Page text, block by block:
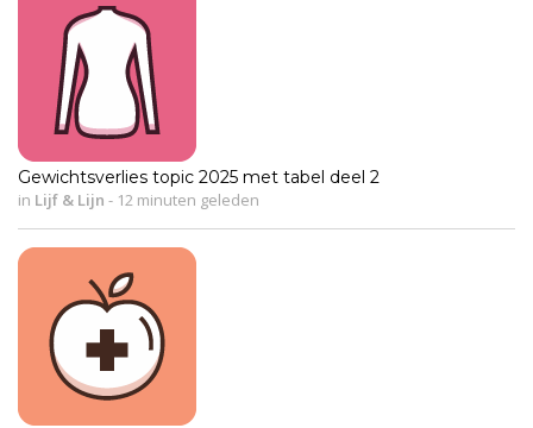
Gewichtsverlies topic 2025 met tabel deel 2
in Lijf & Lijn - 12 minuten geleden